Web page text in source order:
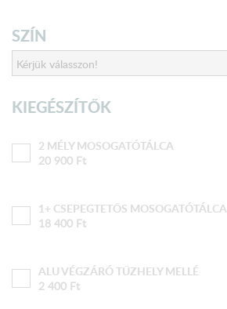
SZÍN
KIEGÉSZÍTŐK
2 MÉLY MOSOGATÓTÁLCA
20 900 Ft
1+ CSEPEGTETŐS MOSOGATÓTÁLCA
18 400 Ft
ALU VÉGZÁRÓ TŰZHELY MELLÉ
2 400 Ft